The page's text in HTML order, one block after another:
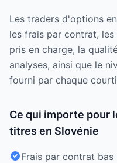
Les traders d'options
les frais par contrat,
pris en charge, la
analyses, ainsi que le
fourni par chaque
Ce qui importe pour
titres en Slovénie
Frais par contrat bas